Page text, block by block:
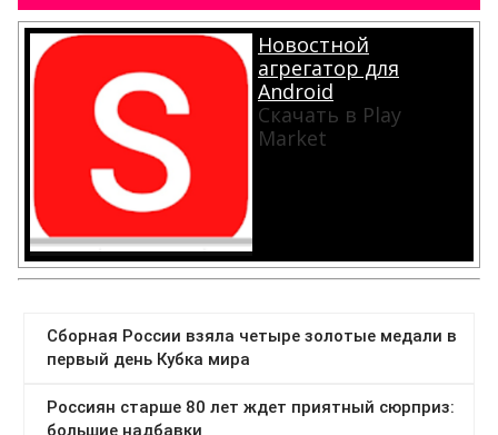
Новостной
агрегатор для
Android
Скачать в Play
Market